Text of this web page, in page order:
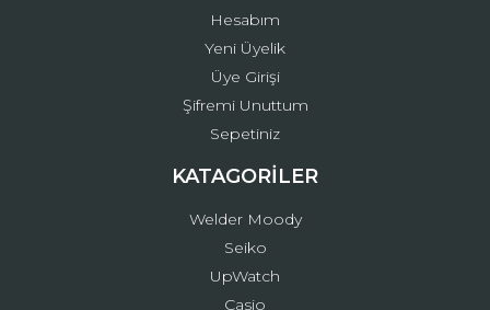
Hesabım
Yeni Üyelik
Üye Girişi
Şifremi Unuttum
Sepetiniz
KATAGORİLER
Welder Moody
Seiko
UpWatch
Casio